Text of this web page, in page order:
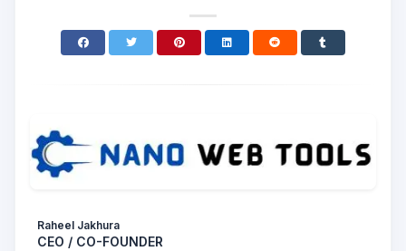
Raheel Jakhura
CEO / CO-FOUNDER